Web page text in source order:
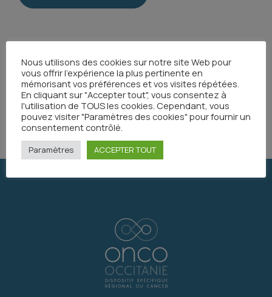
Partager
Nous utilisons des cookies sur notre site Web pour
vous offrir l'expérience la plus pertinente en
mémorisant vos préférences et vos visites répétées.
En cliquant sur "Accepter tout", vous consentez à
l'utilisation de TOUS les cookies. Cependant, vous
pouvez visiter "Paramètres des cookies" pour fournir un
consentement contrôlé.
Paramètres ACCEPTER TOUT